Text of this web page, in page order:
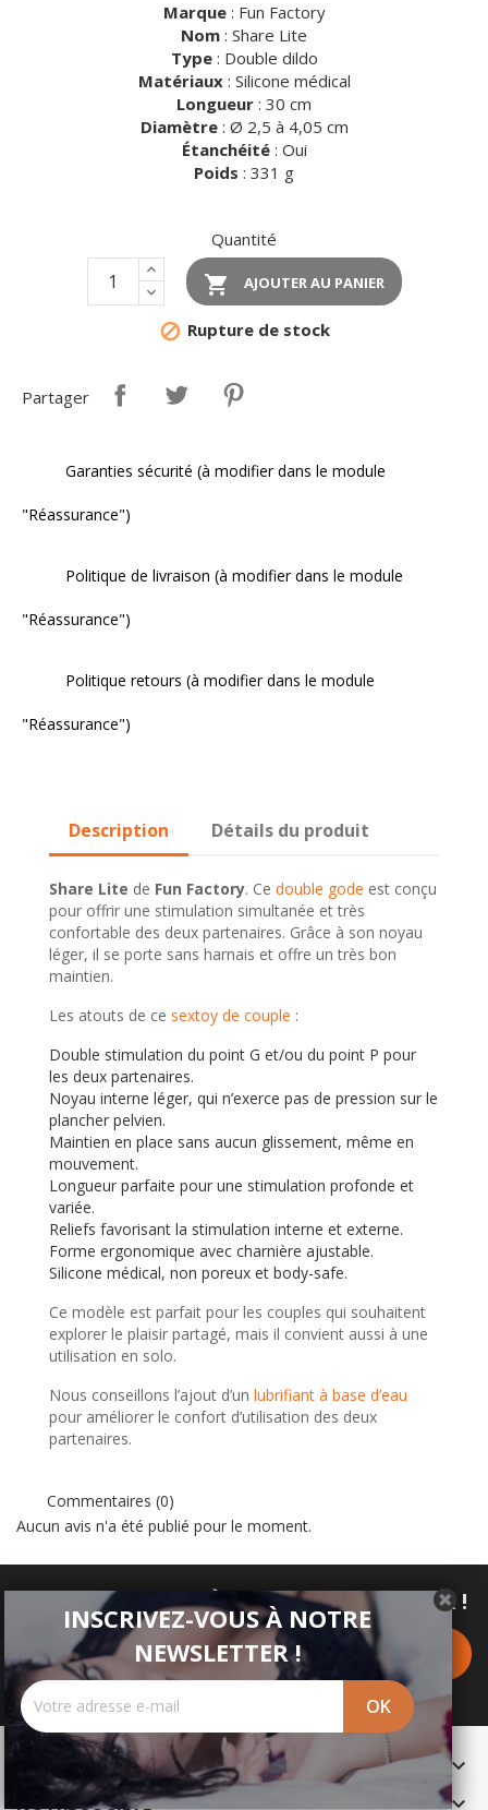
Marque : Fun Factory
Nom : Share Lite
Type : Double dildo
Matériaux : Silicone médical
Longueur : 30 cm
Diamètre: Ø 2,5 à 4,05 cm
Étanchéité : Oui
Poids : 331 g
Quantité
 AJOUTER AU PANIER
 Rupture de stock
Partager
Garanties sécurité (à modifier dans le module
"Réassurance")
Politique de livraison (à modifier dans le module
"Réassurance")
Politique retours (à modifier dans le module
"Réassurance")
Description Détails du produit
Share Lite de Fun Factory. Ce double gode est conçu
pour offrir une stimulation simultanée et très
confortable des deux partenaires. Grâce à son noyau
léger, il se porte sans harnais et offre un très bon
maintien.
Les atouts de ce sextoy de couple :
Double stimulation du point G et/ou du point P pour
les deux partenaires.
Noyau interne léger, qui n’exerce pas de pression sur le
plancher pelvien.
Maintien en place sans aucun glissement, même en
mouvement.
Longueur parfaite pour une stimulation profonde et
variée.
Reliefs favorisant la stimulation interne et externe.
Forme ergonomique avec charnière ajustable.
Silicone médical, non poreux et body-safe.
Ce modèle est parfait pour les couples qui souhaitent
explorer le plaisir partagé, mais il convient aussi à une
utilisation en solo.
Nous conseillons l’ajout d’un lubrifiant à base d’eau
pour améliorer le confort d’utilisation des deux
partenaires.
Commentaires (0)
Aucun avis n'a été publié pour le moment.
INSCRIVEZ-VOUS À NOTRE NEWSLETTER !
INSCRIVEZ-VOUS À NOTRE
NEWSLETTER !
PRODUITS 
NOTRE SOCIÉTÉ 